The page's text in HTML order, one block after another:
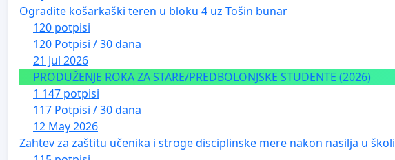
Ogradite košarkaški teren u bloku 4 uz Tošin bunar
120 potpisi
120 Potpisi / 30 dana
21 Jul 2026
PRODUŽENJE ROKA ZA STARE/PREDBOLONJSKE STUDENTE (2026)
1 147 potpisi
117 Potpisi / 30 dana
12 May 2026
Zahtev za zaštitu učenika i stroge disciplinske mere nakon nasilja u školi